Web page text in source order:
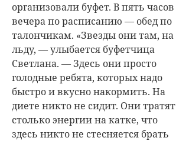
организовали буфет. В пять часов
вечера по расписанию — обед по
талончикам. «Звезды они там, на
льду, — улыбается буфетчица
Светлана. — Здесь они просто
голодные ребята, которых надо
быстро и вкусно накормить. На
диете никто не сидит. Они тратят
столько энергии на катке, что
здесь никто не стесняется брать